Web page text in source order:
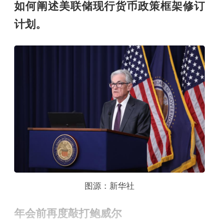
如何阐述美联储现行货币政策框架修订
计划。
图源：新华社
年会前再度敲打鲍威尔